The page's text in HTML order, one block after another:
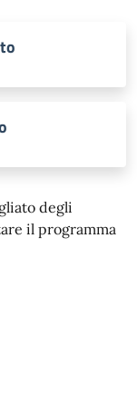
degli
il programma